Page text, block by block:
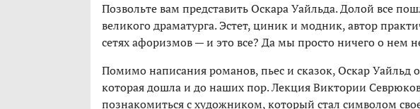
Позвольте вам представить Оскара Уайльда. Долой все
великого драматурга. Эстет, циник и модник, автор
сетях афоризмов — и это все? Да мы просто ничего о нем
Помимо написания романов, пьес и сказок, Оскар Уайльд
которая дошла и до наших пор. Лекция Виктории
познакомиться с художником, который стал символом